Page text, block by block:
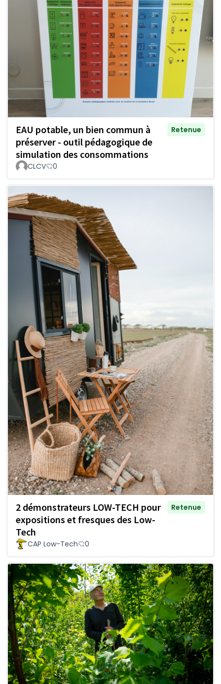
EAU potable, un bien commun à
préserver - outil pédagogique de
simulation des consommations
Retenue
CLCV 0
2 démonstrateurs LOW-TECH pour
expositions et fresques des Low-
Tech
Retenue
CAP Low-Tech 0